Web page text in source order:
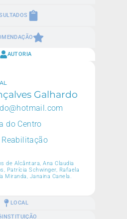
AUTORIA
LOCAL
INSTITUIÇÃO
Galhardo
do Centro
de Alcântara, Ana Claudia
Patrícia Schwinger, Rafaela
Miranda, Janaina Canela.